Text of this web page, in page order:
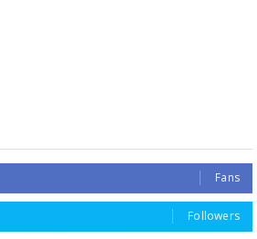
Fans
Followers